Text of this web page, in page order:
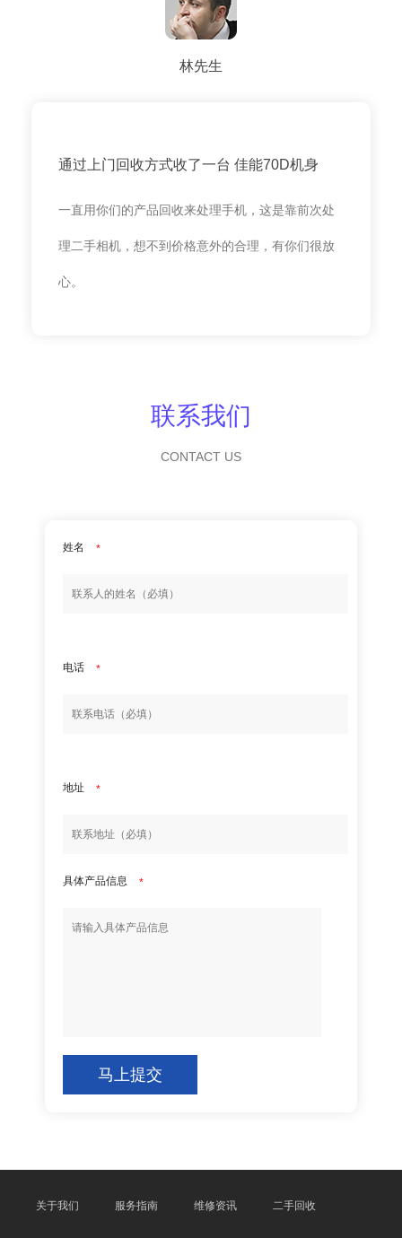
林先生
通过上门回收方式收了一台 佳能70D机身
一直用你们的产品回收来处理手机，这是靠前次处
理二手相机，想不到价格意外的合理，有你们很放
心。
联系我们
CONTACT US
姓名 *
电话 *
地址 *
具体产品信息 *
马上提交
关于我们 服务指南 维修资讯 二手回收